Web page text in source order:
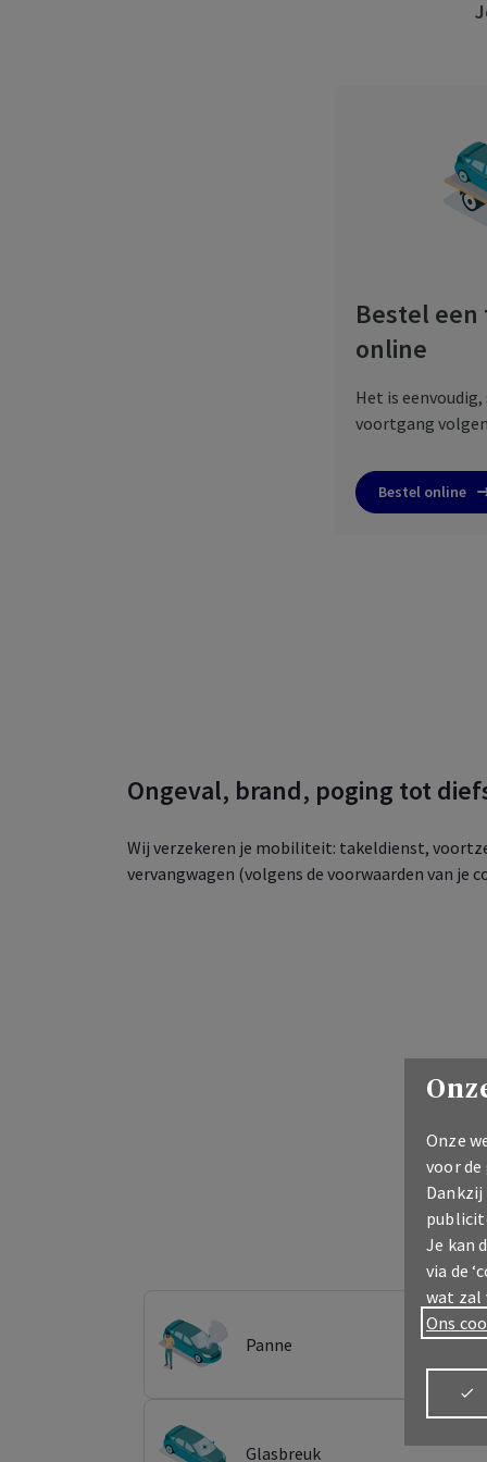
Bestel een
online
Het is
voortgang
Bestel online
Ongeval, brand, poging tot
Wij verzekeren je mobiliteit: takeldienst,
vervangwagen (volgens de voorwaarden van je
Panne
Glasbreuk
Onze
voor
Je kan
via de
wat zal
Ons